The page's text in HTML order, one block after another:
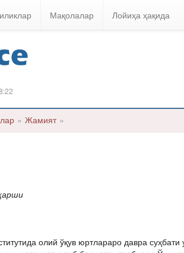
Мақолалар Лойиҳа ҳақида
» Жамият »
олий ўқув юртлараро давра